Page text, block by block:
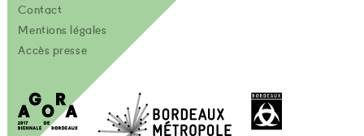
Contact
Mentions légales
Accès presse